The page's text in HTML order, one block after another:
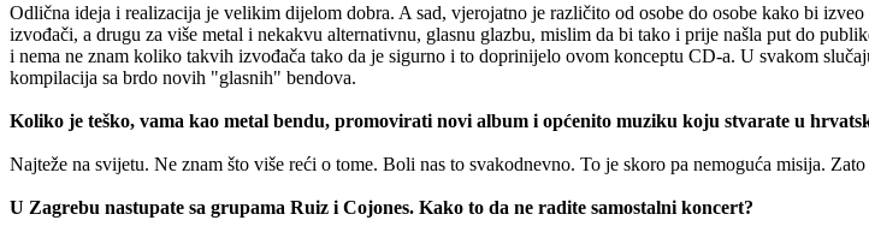
Odlična ideja i realizacija je velikim dijelom dobra. A sad, vjerojatno je različito od osobe do osobe kako bi
izvođači, a drugu za više metal i nekakvu alternativnu, glasnu glazbu, mislim da bi tako i prije našla put do
i nema ne znam koliko takvih izvođača tako da je sigurno i to doprinijelo ovom konceptu CD-a. U svakom
kompilacija sa brdo novih "glasnih" bendova.
Koliko je teško, vama kao metal bendu, promovirati novi album i općenito muziku koju stvarate u
Najteže na svijetu. Ne znam što više reći o tome. Boli nas to svakodnevno. To je skoro pa nemoguća misija.
U Zagrebu nastupate sa grupama Ruiz i Cojones. Kako to da ne radite samostalni koncert?